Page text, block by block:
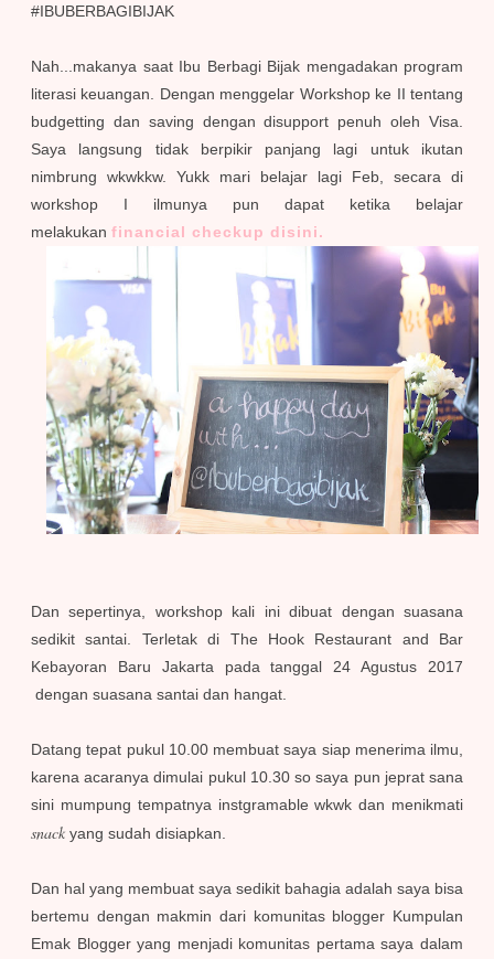
#IBUBERBAGIBIJAK
Nah...makanya saat Ibu Berbagi Bijak mengadakan program
literasi keuangan. Dengan menggelar Workshop ke II tentang
budgetting dan saving dengan disupport penuh oleh Visa.
Saya langsung tidak berpikir panjang lagi untuk ikutan
nimbrung wkwkkw. Yukk mari belajar lagi Feb, secara di
workshop I ilmunya pun dapat ketika belajar
melakukan financial checkup disini.
Dan sepertinya, workshop kali ini dibuat dengan suasana
sedikit santai. Terletak di The Hook Restaurant and Bar
Kebayoran Baru Jakarta pada tanggal 24 Agustus 2017
dengan suasana santai dan hangat.
Datang tepat pukul 10.00 membuat saya siap menerima ilmu,
karena acaranya dimulai pukul 10.30 so saya pun jeprat sana
sini mumpung tempatnya instgramable wkwk dan menikmati
snack yang sudah disiapkan.
Dan hal yang membuat saya sedikit bahagia adalah saya bisa
bertemu dengan makmin dari komunitas blogger Kumpulan
Emak Blogger yang menjadi komunitas pertama saya dalam